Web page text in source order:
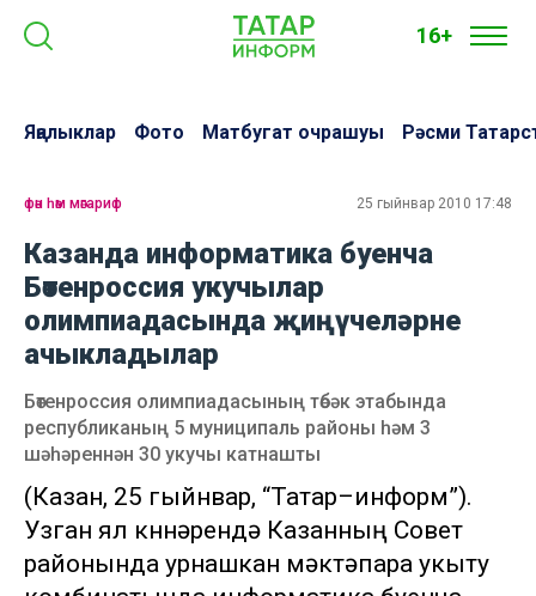
16+
Яңалыклар Фото Матбугат очрашуы Рәсми
фән һәм мәгариф 25 гыйнвар 2010 17:48
Казанда информатика буенча
Бөтенроссия укучылар
олимпиадасында җиңүчеләрне
ачыкладылар
Бөтенроссия олимпиадасының төбәк этабында
республиканың 5 муниципаль районы һәм 3
шәһәреннән 30 укучы катнашты
(Казан, 25 гыйнвар, “Татар–информ”).
Узган ял көннәрендә Казанның Совет
районында урнашкан мәктәпара укыту